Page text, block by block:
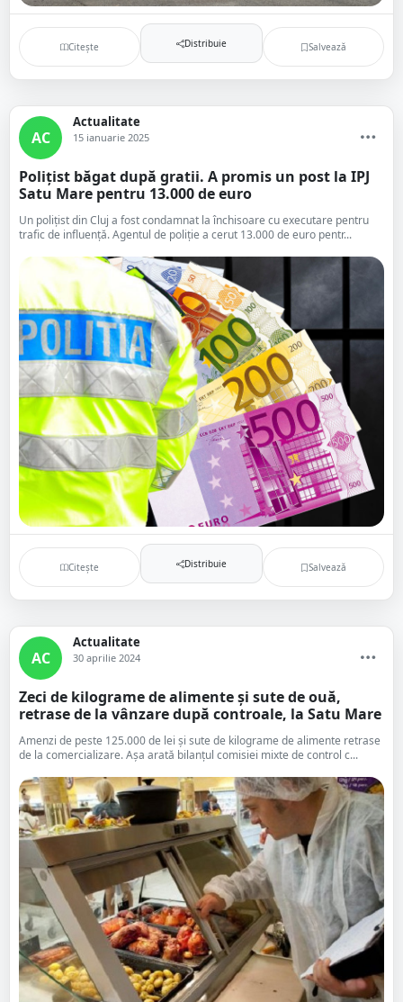
Citește Distribuie Salvează
AC
Actualitate
15 ianuarie 2025
Polițist băgat după gratii. A promis un post la IPJ
Satu Mare pentru 13.000 de euro
Un polițist din Cluj a fost condamnat la închisoare cu executare pentru
trafic de influență. Agentul de poliție a cerut 13.000 de euro pentr...
Citește Distribuie Salvează
AC
Actualitate
30 aprilie 2024
Zeci de kilograme de alimente și sute de ouă,
retrase de la vânzare după controale, la Satu Mare
Amenzi de peste 125.000 de lei și sute de kilograme de alimente retrase
de la comercializare. Așa arată bilanțul comisiei mixte de control c...